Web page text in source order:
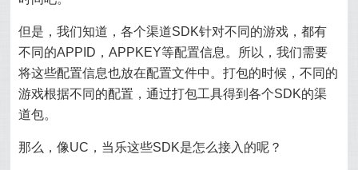
但是，我们知道，各个渠道SDK针对不同的游戏，都有
不同的APPID，APPKEY等配置信息。所以，我们需要
将这些配置信息也放在配置文件中。打包的时候，不同的
游戏根据不同的配置，通过打包工具得到各个SDK的渠
道包。
那么，像UC，当乐这些SDK是怎么接入的呢？